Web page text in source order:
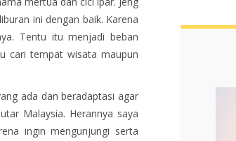
ini dengan baik. Karena
Tentu itu menjadi beban
cari tempat wisata maupun
ada dan beradaptasi agar
Malaysia. Herannya saya
ingin mengunjungi serta